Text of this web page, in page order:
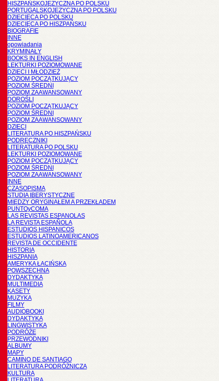
HISZPAŃSKOJĘZYCZNA PO POLSKU
PORTUGALSKOJĘZYCZNA PO POLSKU
DZIECIĘCA PO POLSKU
DZIECIĘCA PO HISZPAŃSKU
BIOGRAFIE
INNE
opowiadania
KRYMINAŁY
BOOKS IN ENGLISH
LEKTURKI POZIOMOWANE
DZIECI I MŁODZIEŻ
POZIOM POCZĄTKUJĄCY
POZIOM ŚREDNI
POZIOM ZAAWANSOWANY
DOROŚLI
POZIOM POCZĄTKUJĄCY
POZIOM ŚREDNI
POZIOM ZAAWANSOWANY
DZIECI
LITERATURA PO HISZPAŃSKU
PODRĘCZNIKI
LITERATURA PO POLSKU
LEKTURKI POZIOMOWANE
POZIOM POCZĄTKUJĄCY
POZIOM ŚREDNI
POZIOM ZAAWANSOWANY
INNE
CZASOPISMA
STUDIA IBERYSTYCZNE
MIĘDZY ORYGINAŁEM A PRZEKŁADEM
PUNTOyCOMA
LAS REVISTAS ESPANOLAS
LA REVISTA ESPAÑOLA
ESTUDIOS HISPANICOS
ESTUDIOS LATINOAMERICANOS
REVISTA DE OCCIDENTE
HISTORIA
HISZPANIA
AMERYKA ŁACIŃSKA
POWSZECHNA
DYDAKTYKA
MULTIMEDIA
KASETY
MUZYKA
FILMY
AUDIOBOOKI
DYDAKTYKA
LINGWISTYKA
PODRÓŻE
PRZEWODNIKI
ALBUMY
MAPY
CAMINO DE SANTIAGO
LITERATURA PODRÓŻNICZA
KULTURA